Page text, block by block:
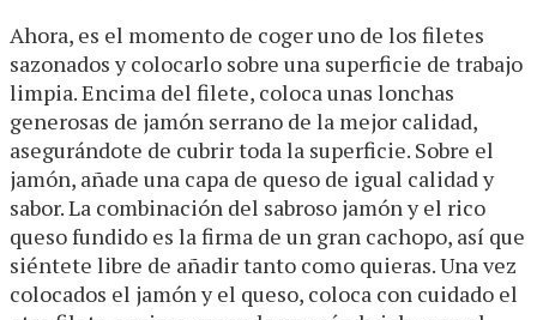
Ahora, es el momento de coger uno de los filetes
sazonados y colocarlo sobre una superficie de trabajo
limpia. Encima del filete, coloca unas lonchas
generosas de jamón serrano de la mejor calidad,
asegurándote de cubrir toda la superficie. Sobre el
jamón, añade una capa de queso de igual calidad y
sabor. La combinación del sabroso jamón y el rico
queso fundido es la firma de un gran cachopo, así que
siéntete libre de añadir tanto como quieras. Una vez
colocados el jamón y el queso, coloca con cuidado el